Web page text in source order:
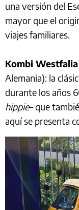
una versión del
mayor que el
viajes familiares.
Kombi
Alemania): la
durante los años
hippie– que
aquí se presenta